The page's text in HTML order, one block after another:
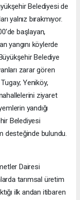
Belediyesi de
yalnız bırakmıyor.
başlayan,
yangını köylerde
Belediye
zarar gören
Yeniköy,
ziyaret
yandığı
Belediyesi
desteğinde bulundu.
Dairesi
tarımsal üretim
ilk andan itibaren